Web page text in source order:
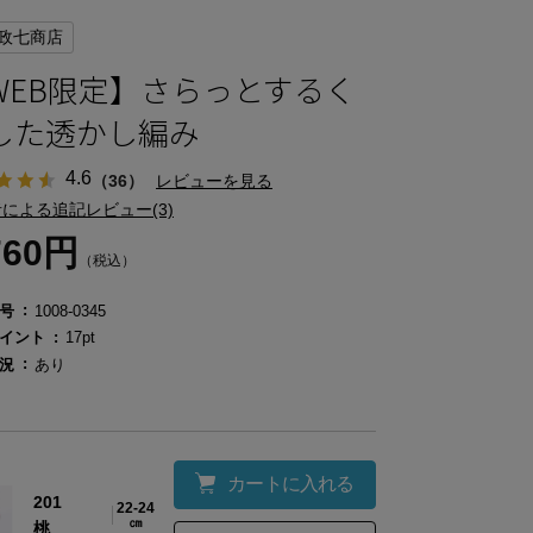
七商店
限定】さらっとするく
た透かし編み
4.6 （36）
レビューを見る
よる追記レビュー(3)
円 （税込）
1008-0345
ント
17pt
あり
201
桃
22-24
㎝
カートに入れる